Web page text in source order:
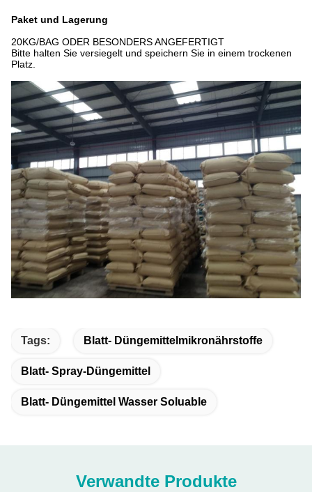
Paket und Lagerung
20KG/BAG ODER BESONDERS ANGEFERTIGT
Bitte halten Sie versiegelt und speichern Sie in einem trockenen
Platz.
Tags: Blatt- Düngemittelmikronährstoffe
Blatt- Spray-Düngemittel
Blatt- Düngemittel Wasser Soluable
Verwandte Produkte